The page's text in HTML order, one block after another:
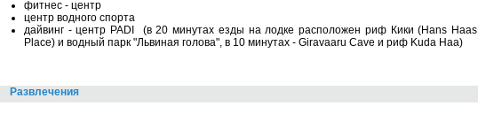
фитнес - центр
центр водного спорта
дайвинг - центр PADI (в 20 минутах езды на лодке расположен риф Кики (Hans Haas
Place) и водный парк "Львиная голова", в 10 минутах - Giravaaru Cave и риф Kuda Haa)
Развлечения